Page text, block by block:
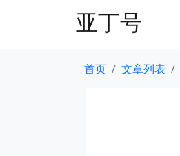
亚丁号
首页 文章列表